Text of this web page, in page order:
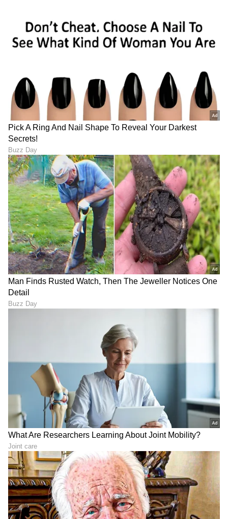
Mobile: ಸ್ಯಾಮ್‌ಸಂಗ್ ಫೋನ್
ಈಗ ಬರಿ ಅರ್ಧ ಬೆಲೆಗೆ?
15 ಪ್ರೀಮಿಯಂ ಒಟಿಟಿ, 1000ಕ್ಕೂ
ಹೆಚ್ಚು ಲೈವ್ ಟಿವಿಯ ಜಿಯೋ
"ರಾಜಕೀಯ ಬೇಡ, ಸಿನಿಮಾನೇ ಪ್ರಾಣ":
ಕನಕೋತ್ಸವದಲ್ಲಿ ರಿಷಬ್ ಶೆಟ್ಟಿ | Rishab
Shetty speech | Suvarna News
ಶೇ.50 ರಿಂದ ಶೇ.18 ಕ್ಕೆ TAX ಇಳಿಕೆ: ಮೋದಿ-
ಟ್ರಂಪ್ ಐತಿಹಾಸಿಕ ಒಪ್ಪಂದ | India US
Trade Deal | Party Rounds